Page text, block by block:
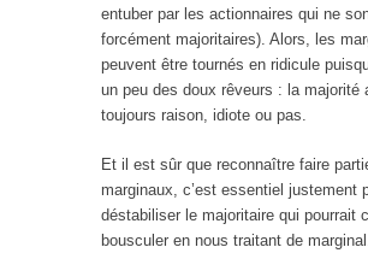
entuber par les actionnaires qui ne
forcément majoritaires). Alors, les
peuvent être tournés en ridicule
un peu des doux rêveurs : la majorité
toujours raison, idiote ou pas.
Et il est sûr que reconnaître faire
marginaux, c’est essentiel justement
déstabiliser le majoritaire qui pourrait
bousculer en nous traitant de